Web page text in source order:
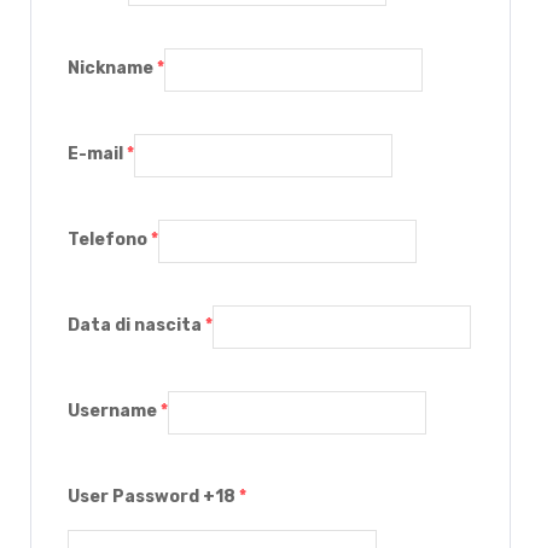
Nickname*
E-mail *
Telefono*
Data di nascita *
Username*
User Password +18 *